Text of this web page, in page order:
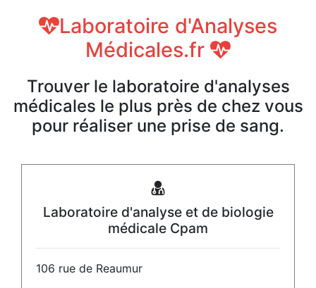
Laboratoire d'Analyses
Médicales.fr
Trouver le laboratoire d'analyses
médicales le plus près de chez vous
pour réaliser une prise de sang.
Laboratoire d'analyse et de biologie
médicale Cpam
106 rue de Reaumur